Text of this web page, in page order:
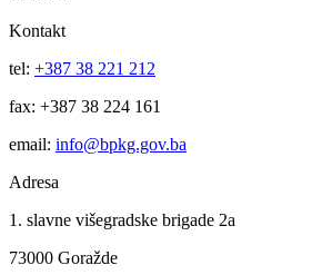
07.08.2026